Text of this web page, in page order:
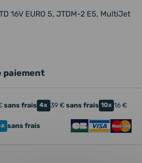
16V EURO 5, JTDM-2 E5, MultiJet
paiement
sans frais 4x 39€sans frais 10x 16€
sans frais